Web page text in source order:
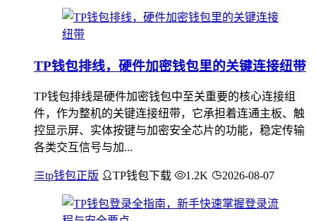
TP钱包排线，硬件加密钱包里的关键连接纽带
TP钱包排线是硬件加密钱包中至关重要的核心连接组
件，作为整机的关键连接纽带，它承担着连通主板、触
控显示屏、实体按键与加密安全芯片的功能，稳定传输
各类交互信号与加...
tp钱包正版 TP钱包下载 1.2K 2026-08-07